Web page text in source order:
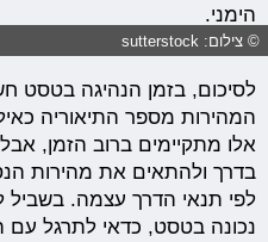
הימני.
© צילום: sutterstock
לסיכום, בזמן הנהיגה בטסט
המהירות מספר התיאוריה
אלו מתקיימים ברוב הזמן, אבל
בדרך ולהתאים את מהירות
לפי תנאי הדרך עצמה. בשביל
נכונה בטסט, כדאי לתרגל עם